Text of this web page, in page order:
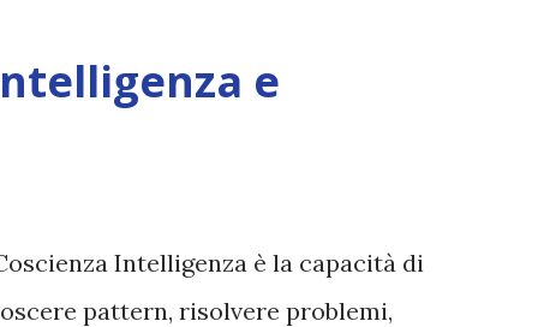
e
Intelligenza è la capacità di
pattern, risolvere problemi,